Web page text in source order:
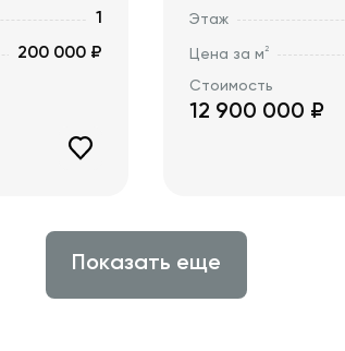
1
200 000 ₽
Этаж
Цена за м2
Стоимость
12 900 000 ₽
Показать еще